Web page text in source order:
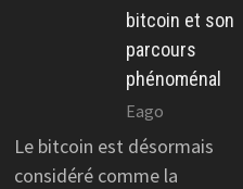
bitcoin et son
parcours
phénoménal
Eago
Le bitcoin est désormais
considéré comme la